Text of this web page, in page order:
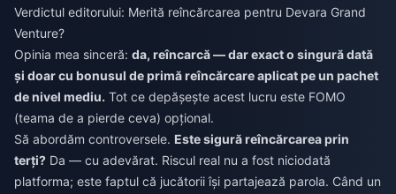
Verdictul editorului: Merită reîncărcarea pentru Devara Grand
Venture?
Opinia mea sinceră: da, reîncarcă — dar exact o singură dată
și doar cu bonusul de primă reîncărcare aplicat pe un pachet
de nivel mediu. Tot ce depășește acest lucru este FOMO
(teama de a pierde ceva) opțional.
Să abordăm controversele. Este sigură reîncărcarea prin
terți? Da — cu adevărat. Riscul real nu a fost niciodată
platforma; este faptul că jucătorii își partajează parola. Când un